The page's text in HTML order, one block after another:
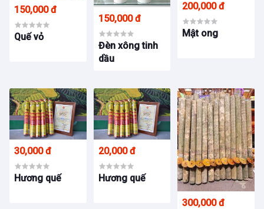
150,000 đ
Quế vỏ
150,000 đ
Đèn xông tinh
dầu
200,000 đ
Mật ong
30,000 đ
Hương quế
20,000 đ
Hương quế
300,000 đ